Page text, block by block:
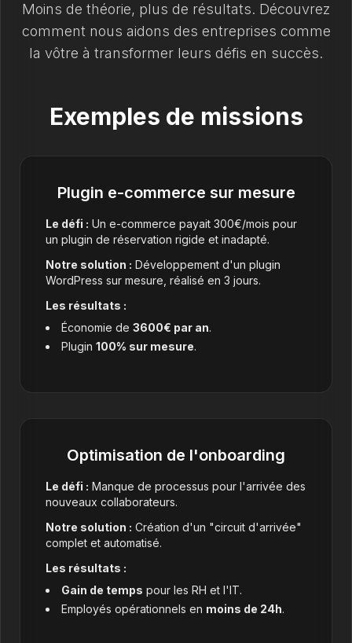
Moins de théorie, plus de résultats. Découvrez
comment nous aidons des entreprises comme
la vôtre à transformer leurs défis en succès.
Exemples de missions
Plugin e-commerce sur mesure
Le défi : Un e-commerce payait 300€/mois pour
un plugin de réservation rigide et inadapté.
Notre solution : Développement d'un plugin
WordPress sur mesure, réalisé en 3 jours.
Les résultats :
Économie de 3600€ par an.
Plugin 100% sur mesure.
Optimisation de l'onboarding
Le défi : Manque de processus pour l'arrivée des
nouveaux collaborateurs.
Notre solution : Création d'un "circuit d'arrivée"
complet et automatisé.
Les résultats :
Gain de temps pour les RH et l'IT.
Employés opérationnels en moins de 24h.